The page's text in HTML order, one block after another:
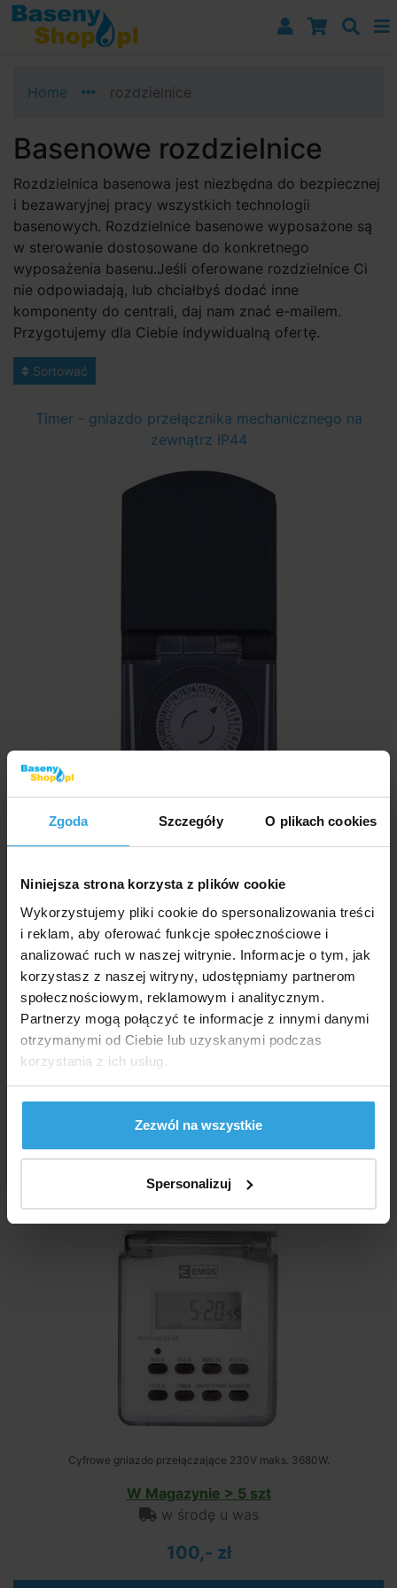
Zgoda Szczegóły O plikach cookies
Niniejsza strona korzysta z plików cookie
Wykorzystujemy pliki cookie do spersonalizowania treści
i reklam, aby oferować funkcje społecznościowe i
analizować ruch w naszej witrynie. Informacje o tym, jak
korzystasz z naszej witryny, udostępniamy partnerom
społecznościowym, reklamowym i analitycznym.
Partnerzy mogą połączyć te informacje z innymi danymi
otrzymanymi od Ciebie lub uzyskanymi podczas
korzystania z ich usług.
Zezwól na wszystkie
Spersonalizuj
Przejdź do nawigacji
Przejdź do treści
Przejdź do paska bocznego
Home rozdzielnice
Basenowe rozdzielnice
Rozdzielnica basenowa jest niezbędna do bezpiecznej
i bezawaryjnej pracy wszystkich technologii
basenowych. Rozdzielnice basenowe wyposażone są
w sterowanie dostosowane do konkretnego
wyposażenia basenu.Jeśli oferowane rozdzielnice Ci
nie odpowiadają, lub chciałbyś dodać inne
komponenty do centrali, daj nam znać e-mailem.
Przygotujemy dla Ciebie indywidualną ofertę.
Sortować
Timer - gniazdo przełącznika mechanicznego na
zewnątrz IP44
Mechaniczne gniazdo przełączające 230V maks. 3680W.
W Magazynie > 5 szt
54,40 zł
do koszyka
Timer - gniazdo przełącznika cyfrowego na zewnątrz
IP44
Cyfrowe gniazdo przełączające 230V maks. 3680W.
W Magazynie > 5 szt
w środę u was
100,- zł